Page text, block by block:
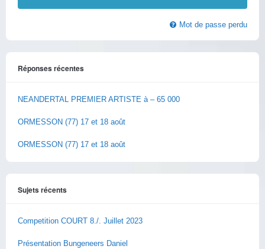
Mot de passe perdu
Réponses récentes
NEANDERTAL PREMIER ARTISTE à – 65 000
ORMESSON (77) 17 et 18 août
ORMESSON (77) 17 et 18 août
Sujets récents
Competition COURT 8./. Juillet 2023
Présentation Bungeneers Daniel